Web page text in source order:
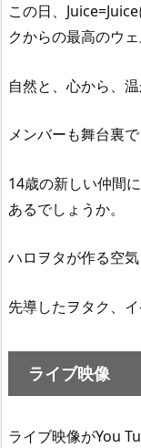
この日、
クからの最高のウェ
自然と、心から、
メンバーも舞台裏
14歳の新しい仲間
あるでしょうか。
ハロヲタが作る空気
先導したヲタク、イ
ライブ映像
ライブ映像がYou